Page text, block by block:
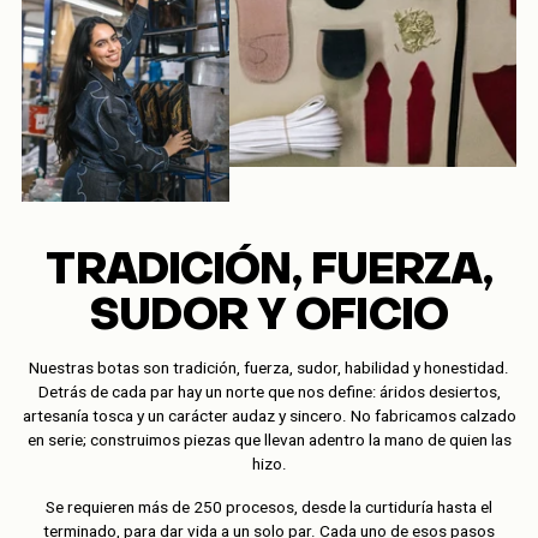
TRADICIÓN, FUERZA,
SUDOR Y OFICIO
Nuestras botas son tradición, fuerza, sudor, habilidad y honestidad.
Detrás de cada par hay un norte que nos define: áridos desiertos,
artesanía tosca y un carácter audaz y sincero. No fabricamos calzado
en serie; construimos piezas que llevan adentro la mano de quien las
hizo.
Se requieren más de 250 procesos, desde la curtiduría hasta el
terminado, para dar vida a un solo par. Cada uno de esos pasos